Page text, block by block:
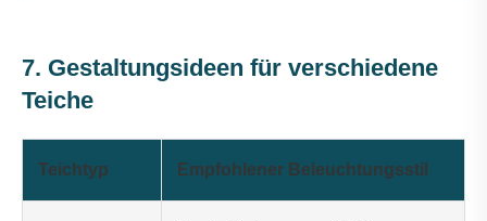
7. Gestaltungsideen für verschiedene
Teiche
Teichtyp Empfohlener Beleuchtungsstil